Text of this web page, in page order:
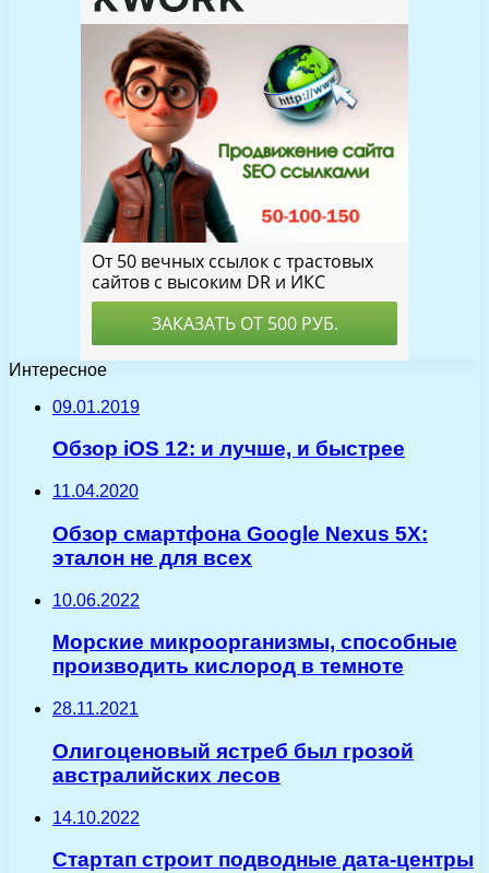
Интересное
09.01.2019
Обзор iOS 12: и лучше, и быстрее
11.04.2020
Обзор смартфона Google Nexus 5X:
эталон не для всех
10.06.2022
Морские микроорганизмы, способные
производить кислород в темноте
28.11.2021
Олигоценовый ястреб был грозой
австралийских лесов
14.10.2022
Стартап строит подводные дата-центры